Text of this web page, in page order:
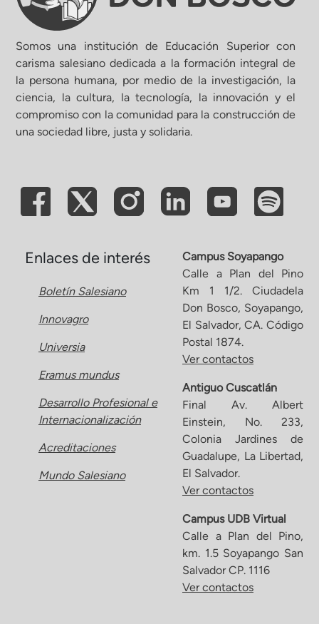
Somos una institución de Educación Superior con
carisma salesiano dedicada a la formación integral de
la persona humana, por medio de la investigación, la
ciencia, la cultura, la tecnología, la innovación y el
compromiso con la comunidad para la construcción de
una sociedad libre, justa y solidaria.
Enlaces de interés
Boletín Salesiano
Innovagro
Universia
Eramus mundus
Desarrollo Profesional e
Internacionalización
Acreditaciones
Mundo Salesiano
Campus Soyapango
Calle a Plan del Pino
Km 1 1/2. Ciudadela
Don Bosco, Soyapango,
El Salvador, CA. Código
Postal 1874.
Ver contactos
Antiguo Cuscatlán
Final Av. Albert
Einstein, No. 233,
Colonia Jardines de
Guadalupe, La Libertad,
El Salvador.
Ver contactos
Campus UDB Virtual
Calle a Plan del Pino,
km. 1.5 Soyapango San
Salvador CP. 1116
Ver contactos